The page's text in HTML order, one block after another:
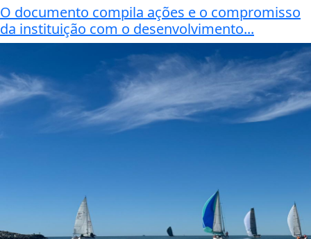
O documento compila ações e o compromisso
da instituição com o desenvolvimento...